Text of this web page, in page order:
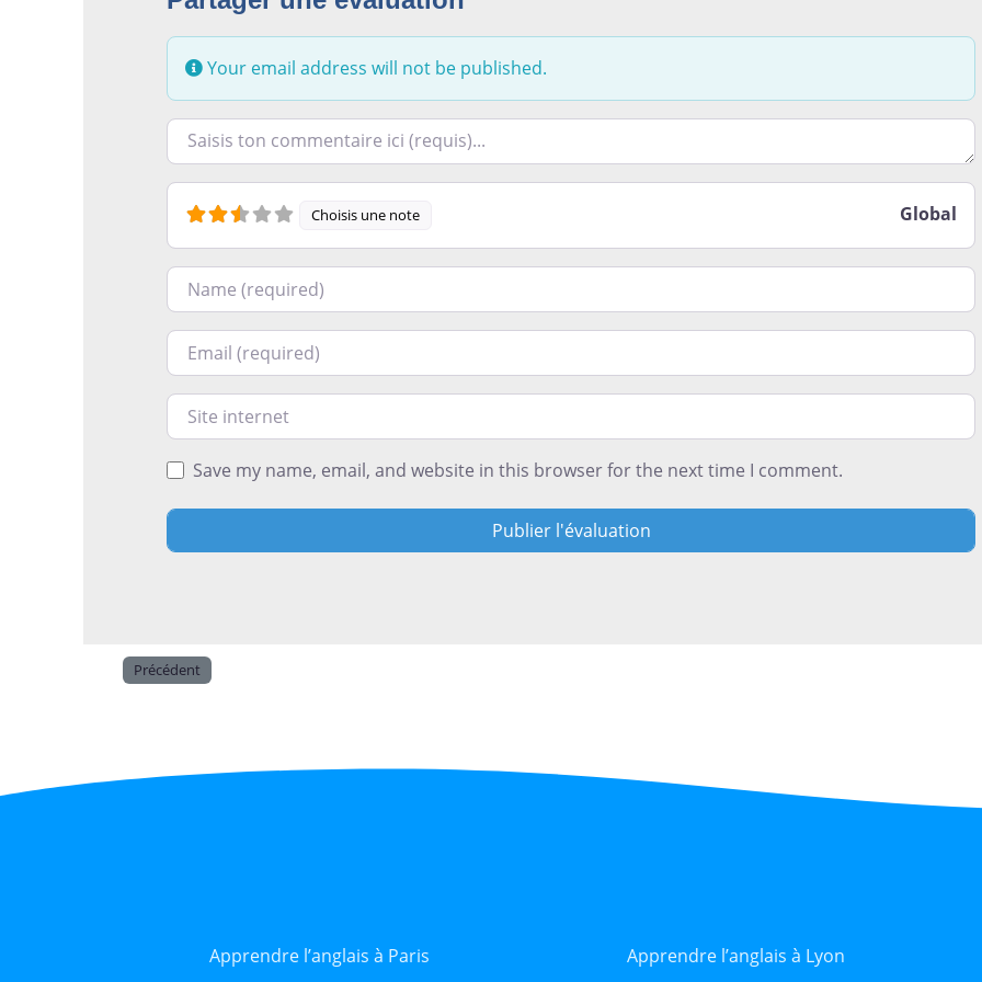
Your email address will not be published.
Racontez-nous ce que vous avez le plus et le moins aimé lors de votre expérience de vie ici.
Choisis une note Global
Nom
Courriel
Site internet
Save my name, email, and website in this browser for the next time I comment.
Précédent
Apprendre l’anglais à Paris Apprendre l’anglais à Lyon